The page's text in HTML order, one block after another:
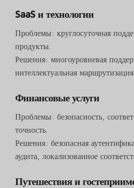
SaaS и технологии
Проблемы: круглосуточная
продукты.
Решения: многоуровневая
интеллектуальная маршрутизация.
Финансовые услуги
Проблемы: безопасность,
точность.
Решения: безопасная
аудита, локализованное
Путешествия и